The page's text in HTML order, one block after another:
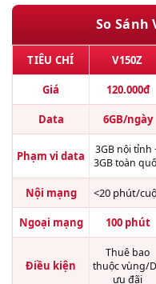
So Sánh
TIÊU CHÍ V150Z
Giá 120.000đ
Data 6GB/ngày
Phạm vi data
3GB nội tỉnh
3GB toàn
Nội mạng <20 phút/
Ngoại mạng 100 phút
Điều kiện
Thuê bao
thuộc vùng/
ưu đãi